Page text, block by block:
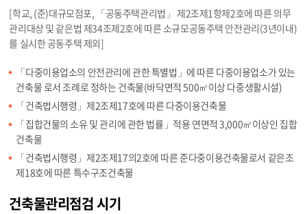
[학교, (준)대규모점포, 「공동주택관리법」 제2조제1항제2호에 따른 의무
관리대상 및 같은법 제34조제2호에 따른 소규모공동주택 안전관리(3년이내)
를 실시한 공동주택 제외]
「다중이용업소의 안전관리에 관한 특별법」에 따른 다중이용업소가 있는
건축물 로서 조례로 정하는 건축물(바닥면적 500㎡이상 다중생활시설)
「건축법시행령」제2조제17호에 따른 다중이용건축물
「집합건물의 소유 및 관리에 관한 법률」적용 연면적 3,000㎡이상인 집합
건축물
「건축법시행령」제2조제17의2호에 따른 준다중이용건축물로서 같은조
제18호에 따른 특수구조건축물
건축물관리점검 시기